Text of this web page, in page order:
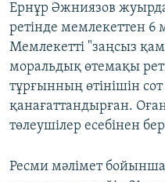
Ернұр Әжниязов
ретінде мемлекеттен 6
Мемлекетті "заңсыз
моральдық өтемақы
тұрғынның өтінішін
қанағаттандырған.
төлеушілер есебінен
Ресми мәлімет